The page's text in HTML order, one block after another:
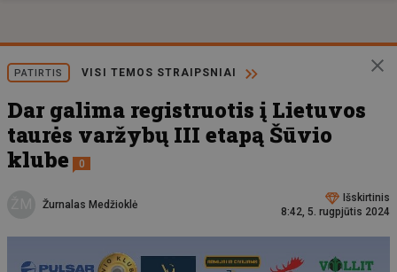
PATIRTIS VISI TEMOS STRAIPSNIAI
Dar galima registruotis į Lietuvos
taurės varžybų III etapą Šūvio
klube
0
Žurnalas Medžioklė
Išskirtinis
8:42, 5. rugpjūtis 2024